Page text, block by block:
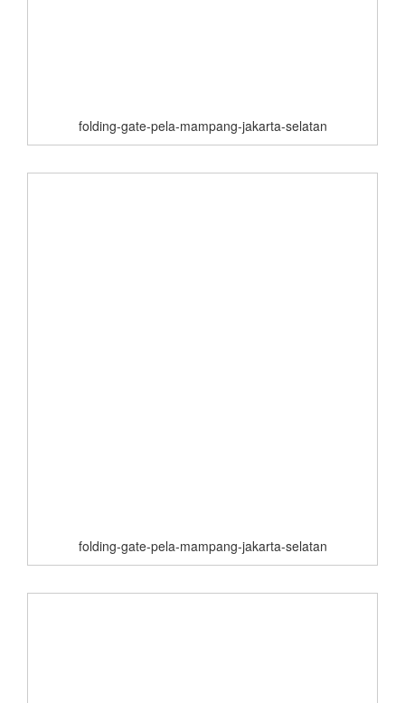
folding-gate-pela-mampang-jakarta-selatan
folding-gate-pela-mampang-jakarta-selatan